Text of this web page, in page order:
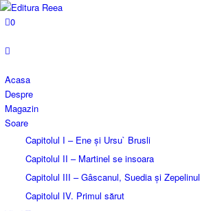
0
Acasa
Despre
Magazin
Soare
Capitolul I – Ene și Ursu` Brusli
Capitolul II – Martinel se insoara
Capitolul III – Gâscanul, Suedia și Zepelinul
Capitolul IV. Primul sărut